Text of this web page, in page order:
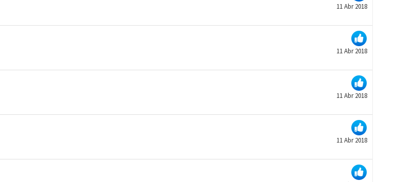
11 Abr 2018
11 Abr 2018
11 Abr 2018
11 Abr 2018